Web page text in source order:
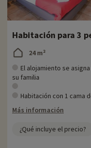
Habitación para 3
24 m²
El alojamiento se
su familia
Habitación con 1 cama
Más información
¿Qué incluye el precio?